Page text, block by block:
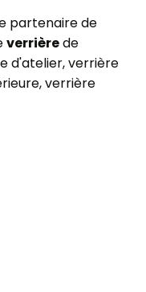
le partenaire de
verrièrede
d'atelier, verrière
verrière